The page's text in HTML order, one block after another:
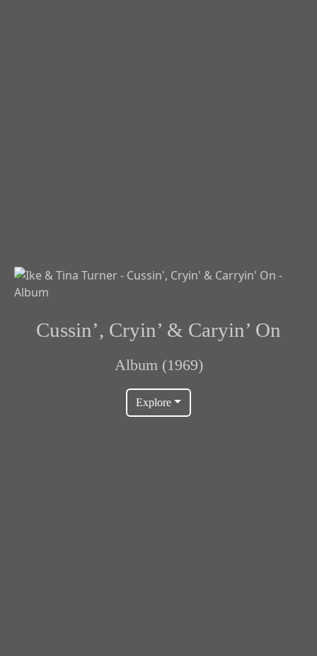
Cussin’, Cryin’ & Caryin’ On
Album (1969)
Explore